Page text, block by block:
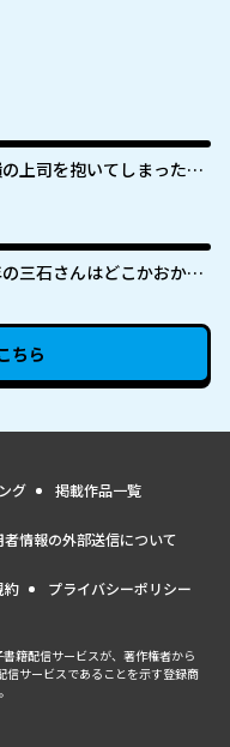
上司を抱いてしまった部
三石さんはどこかおかし
ちら
グ 掲載作品一覧
者情報の外部送信について
約 プライバシーポリシー
籍配信サービスが、著作権者から
信サービスであることを示す登録商